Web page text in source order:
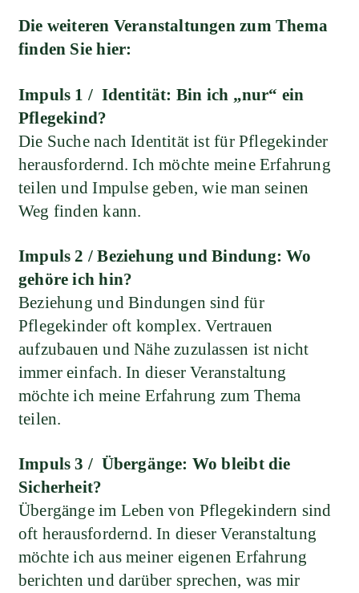
Die weiteren Veranstaltungen zum Thema
finden Sie hier:
Impuls 1 / Identität: Bin ich „nur“ ein
Pflegekind?
Die Suche nach Identität ist für Pflegekinder
herausfordernd. Ich möchte meine Erfahrung
teilen und Impulse geben, wie man seinen
Weg finden kann.
Impuls 2 /Beziehung und Bindung: Wo
gehöre ich hin?
Beziehung und Bindungen sind für
Pflegekinder oft komplex. Vertrauen
aufzubauen und Nähe zuzulassen ist nicht
immer einfach. In dieser Veranstaltung
möchte ich meine Erfahrung zum Thema
teilen.
Impuls 3 / Übergänge: Wo bleibt die
Sicherheit?
Übergänge im Leben von Pflegekindern sind
oft herausfordernd. In dieser Veranstaltung
möchte ich aus meiner eigenen Erfahrung
berichten und darüber sprechen, was mir